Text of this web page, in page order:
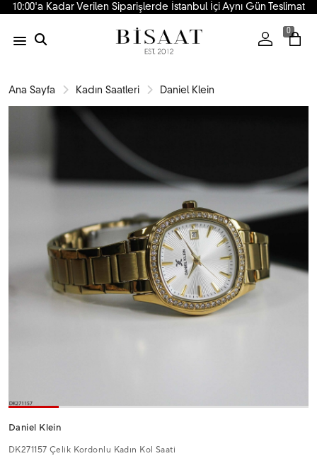
10:00'a Kadar Verilen Siparişlerde İstanbul İçi Aynı Gün Teslimat
0
Ana Sayfa Kadın Saatleri Daniel Klein
Daniel Klein
DK271157 Çelik Kordonlu Kadın Kol Saati